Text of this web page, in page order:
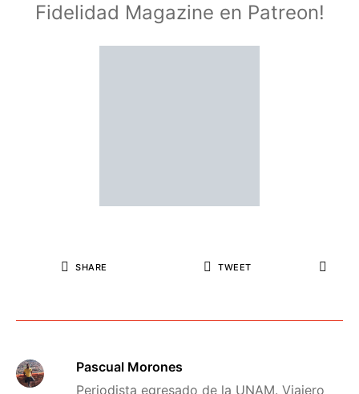
Fidelidad Magazine en Patreon!
SHARE TWEET
Pascual Morones
Periodista egresado de la UNAM. Viajero